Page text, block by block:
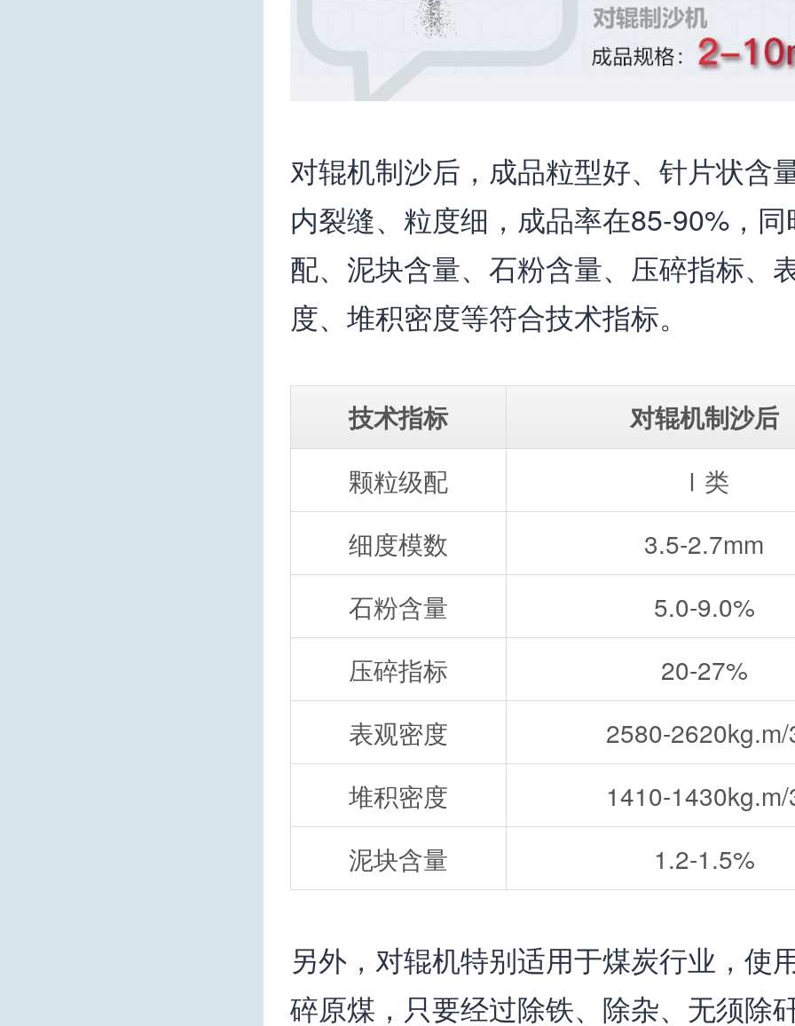
对辊机制沙后，成品粒型好、针片状含
内裂缝、粒度细，成品率在85-90%，
配、泥块含量、石粉含量、压碎指标、
度、堆积密度等符合技术指标。
技术指标 对辊机制沙后
颗粒级配
Ⅰ类
细度模数
3.5-2.7mm
石粉含量
5.0-9.0%
压碎指标
20-27%
表观密度
2580-
堆积密度
1410-
泥块含量
1.2-1.5%
另外，对辊机特别适用于煤炭行业，使
碎原煤，只要经过除铁、除杂、无须除